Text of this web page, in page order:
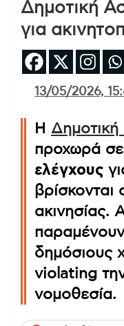
Δημοτική
για
13/05/2026,
Η Δημοτική
προχωρά σε
ελέγχους
βρίσκονται
ακινησίας.
δημόσιους
violating
νομοθεσία.